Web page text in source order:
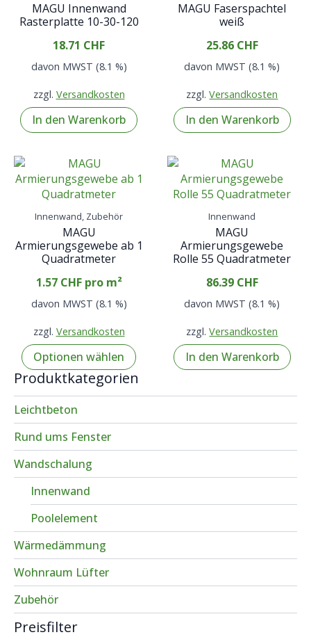
Produktkategorien
Leichtbeton
Rund ums Fenster
Wandschalung
Innenwand
Poolelement
Wärmedämmung
Wohnraum Lüfter
Zubehör
Preisfilter
MAGU Innenwand
Rasterplatte 10-30-120
18.71 CHF
davon MWST (8.1 %)
zzgl. Versandkosten
In den Warenkorb
MAGU Faserspachtel
weiß
25.86 CHF
davon MWST (8.1 %)
zzgl.Versandkosten
In den Warenkorb
Innenwand, Zubehör
MAGU
Armierungsgewebe ab 1
Quadratmeter
1.57 CHFpro m²
davon MWST (8.1 %)
zzgl. Versandkosten
Optionen wählen
Innenwand
MAGU
Armierungsgewebe
Rolle 55 Quadratmeter
86.39 CHF
davon MWST (8.1 %)
zzgl.Versandkosten
In den Warenkorb